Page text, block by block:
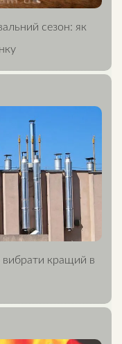
сезон: як
вибрати кращий в